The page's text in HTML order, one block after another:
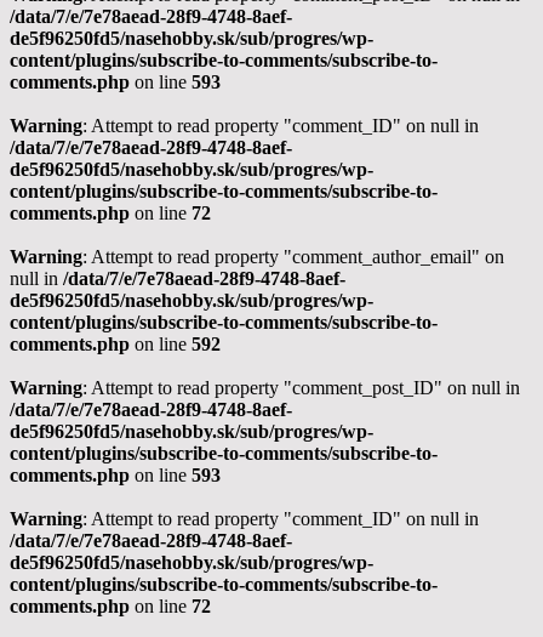
/data/7/e/7e78aead-28f9-4748-8aef-
de5f96250fd5/nasehobby.sk/sub/progres/wp-
content/plugins/subscribe-to-comments/subscribe-to-
comments.php on line 593
Warning: Attempt to read property "comment_ID" on null in
/data/7/e/7e78aead-28f9-4748-8aef-
de5f96250fd5/nasehobby.sk/sub/progres/wp-
content/plugins/subscribe-to-comments/subscribe-to-
comments.php on line 72
Warning: Attempt to read property "comment_author_email" on
null in /data/7/e/7e78aead-28f9-4748-8aef-
de5f96250fd5/nasehobby.sk/sub/progres/wp-
content/plugins/subscribe-to-comments/subscribe-to-
comments.php on line 592
Warning: Attempt to read property "comment_post_ID" on null in
/data/7/e/7e78aead-28f9-4748-8aef-
de5f96250fd5/nasehobby.sk/sub/progres/wp-
content/plugins/subscribe-to-comments/subscribe-to-
comments.php on line 593
Warning: Attempt to read property "comment_ID" on null in
/data/7/e/7e78aead-28f9-4748-8aef-
de5f96250fd5/nasehobby.sk/sub/progres/wp-
content/plugins/subscribe-to-comments/subscribe-to-
comments.php on line 72